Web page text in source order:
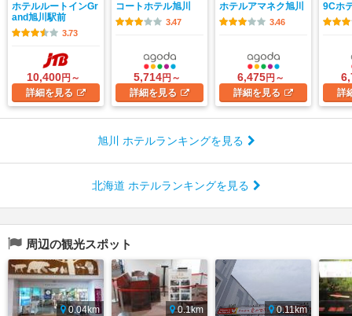
ホテルルートインGr
and旭川駅前
3.73
10,400円～
詳細を見る
コートホテル旭川
3.47
5,714円～
詳細を見る
ホテルアマネク旭川
3.46
6,475円～
詳細を見る
9Cホ
詳
旭川 ホテルランキングを見る
北海道 ホテルランキングを見る
周辺の観光スポット
0.04km
0.1km
0.11km